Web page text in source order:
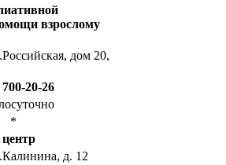
взрослому
дом 20,
700-20-26
*
д. 12